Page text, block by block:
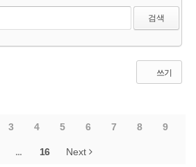
검색
쓰기
3 4 5 6 7 8 9
... 16 Next